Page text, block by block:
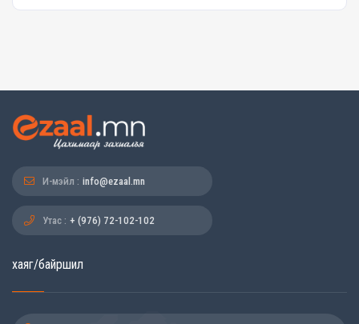
И-мэйл : info@ezaal.mn
Утас : + (976) 72-102-102
хаяг/байршил